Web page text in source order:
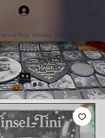
auf Holz, Schiefer, Schmuck und mehr